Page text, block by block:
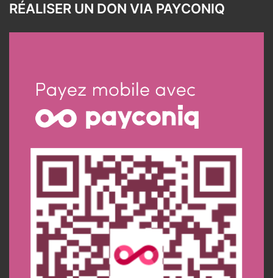
RÉALISER UN DON VIA PAYCONIQ